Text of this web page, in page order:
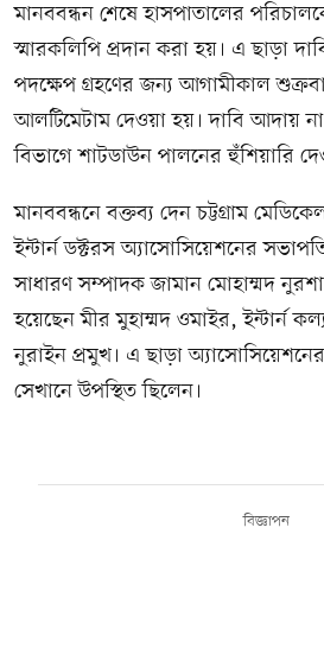
মানববন্ধন শেষে হাসপাতালের
স্মারকলিপি প্রদান করা হয়। এ ছাড়া
পদক্ষেপ গ্রহণের জন্য আগামীকাল
আলটিমেটাম দেওয়া হয়। দাবি আদায়
বিভাগে শাটডাউন পালনের হুঁশিয়ারি
মানববন্ধনে বক্তব্য দেন চট্টগ্রাম
ইন্টার্ন ডক্টরস অ্যাসোসিয়েশনের
সাধারণ সম্পাদক জামান মোহাম্মদ
হয়েছেন মীর মুহাম্মদ ওমাইর, ইন্টার্ন
নুরাইন প্রমুখ। এ ছাড়া
সেখানে উপস্থিত ছিলেন।
বিজ্ঞাপন